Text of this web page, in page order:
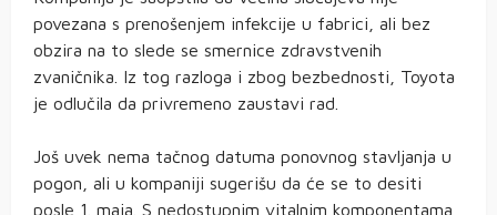
povezana s prenošenjem infekcije u fabrici, ali bez
obzira na to slede se smernice zdravstvenih
zvaničnika. Iz tog razloga i zbog bezbednosti, Toyota
je odlučila da privremeno zaustavi rad.
Još uvek nema tačnog datuma ponovnog stavljanja u
pogon, ali u kompaniji sugerišu da će se to desiti
posle 1. maja. S nedostupnim vitalnim komponentama,